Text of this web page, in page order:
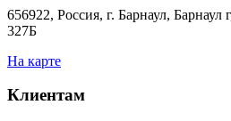
656922, Россия, г. Барнаул, Барнаул
327Б
На карте
Клиентам